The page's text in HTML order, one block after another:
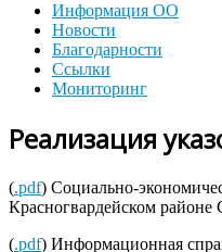
Информация ОО
Новости
Благодарности
Ссылки
Мониторинг
Реализация
(.pdf) Социально-
Красногвардейском районе
(.pdf) Информационная